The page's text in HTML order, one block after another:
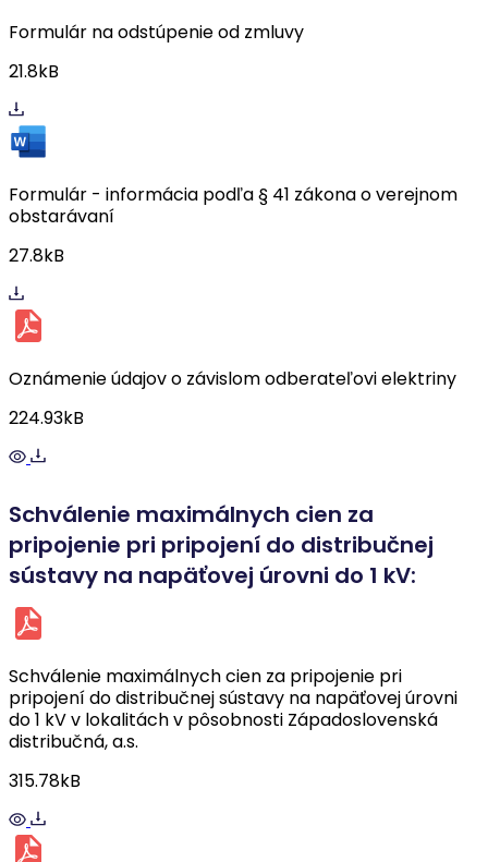
Formulár na odstúpenie od zmluvy
21.8kB
Formulár - informácia podľa § 41 zákona o verejnom
obstarávaní
27.8kB
Oznámenie údajov o závislom odberateľovi elektriny
224.93kB
Schválenie maximálnych cien za
pripojenie pri pripojení do distribučnej
sústavy na napäťovej úrovni do 1 kV:
Schválenie maximálnych cien za pripojenie pri
pripojení do distribučnej sústavy na napäťovej úrovni
do 1 kV v lokalitách v pôsobnosti Západoslovenská
distribučná, a.s.
315.78kB